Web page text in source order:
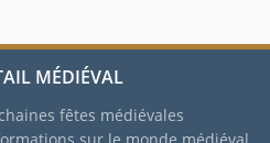
MÉDIÉVAL
fêtes médiévales